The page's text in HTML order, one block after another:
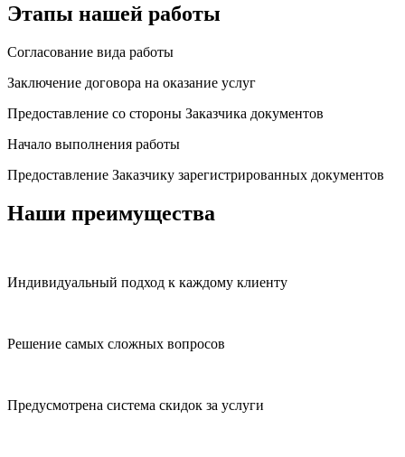
Этапы нашей работы
Согласование вида работы
Заключение договора на оказание услуг
Предоставление со стороны Заказчика документов
Начало выполнения работы
Предоставление Заказчику зарегистрированных документов
Наши преимущества
Индивидуальный подход к каждому клиенту
Решение самых сложных вопросов
Предусмотрена система скидок за услуги